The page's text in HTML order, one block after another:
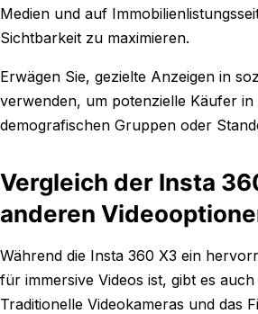
Medien und auf
Sichtbarkeit zu maximieren.
Erwägen Sie, gezielte Anzeigen in
verwenden, um potenzielle Käufer in
demografischen Gruppen oder
Vergleich der Insta
anderen
Während die Insta 360 X3 ein
für immersive Videos ist, gibt es
Traditionelle Videokameras und das